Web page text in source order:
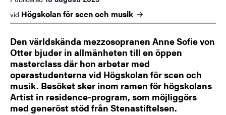
vid Högskolan för scen och musik
Den världskända mezzosopranen Anne Sofie von
Otter bjuder in allmänheten till en öppen
masterclass där hon arbetar med
operastudenterna vid Högskolan för scen och
musik. Besöket sker inom ramen för högskolans
Artist in residence-program, som möjliggörs
med generöst stöd från Stenastiftelsen.